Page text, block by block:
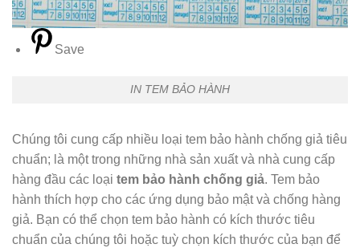
Save
IN TEM BẢO HÀNH
Chúng tôi cung cấp nhiều loại tem bảo hành chống giả tiêu
chuẩn; là một trong những nhà sản xuất và nhà cung cấp
hàng đầu các loại tem bảo hành chống giả. Tem bảo
hành thích hợp cho các ứng dụng bảo mật và chống hàng
giả. Bạn có thể chọn tem bảo hành có kích thước tiêu
chuẩn của chúng tôi hoặc tuỳ chọn kích thước của bạn để